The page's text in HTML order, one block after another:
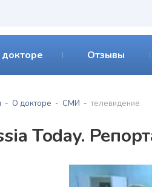
Отзывы
О докторе СМИ телевидение
Today.